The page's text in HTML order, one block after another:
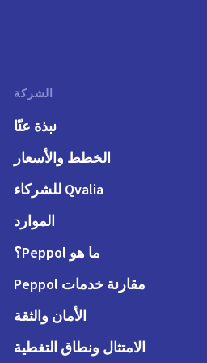
الشركة
نبذة عنّا
الخطط والأسعار
Qvalia للشركاء
الموارد
ما هو Peppol؟
مقارنة خدمات Peppol
الأمان والثقة
الامتثال ونطاق التغطية